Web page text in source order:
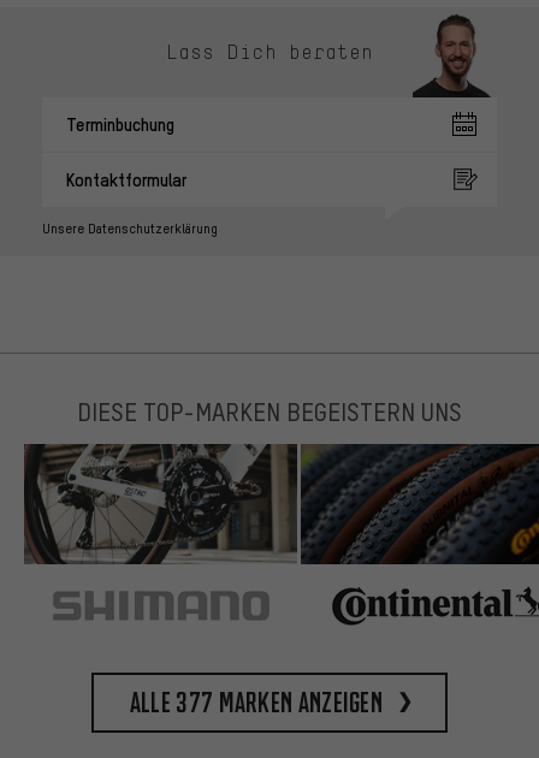
Lass Dich beraten
Terminbuchung
Kontaktformular
Unsere Datenschutzerklärung
DIESE TOP-MARKEN BEGEISTERN UNS
Alle 377 Marken anzeigen